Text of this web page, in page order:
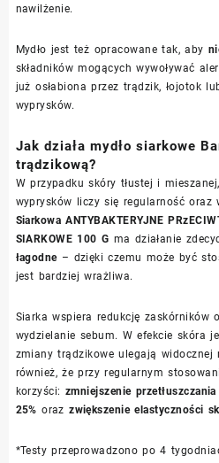
nawilżenie.
Mydło jest też opracowane tak, aby
składników mogących wywoływać
już osłabiona przez trądzik, łojotok
wyprysków.
Jak działa mydło siarkowe
trądzikową?
W przypadku skóry tłustej i
wyprysków liczy się regularność oraz
Siarkowa ANTYBAKTERYJNE
SIARKOWE 100 G ma działanie
łagodne– dzięki czemu może być
jest bardziej wrażliwa.
Siarka wspiera redukcję zaskórników
wydzielanie sebum. W efekcie skóra
zmiany trądzikowe ulegają widocznej
również, że przy regularnym
korzyści: zmniejszenie
25% orazzwiększenie elastyczności
*Testy przeprowadzono po 4